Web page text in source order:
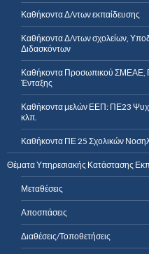
Καθήκοντα Δ/ντων εκπαίδευσης
Καθήκοντα Δ/ντων σχολείων,
Διδασκόντων
Καθήκοντα Προσωπικού ΣΜΕΑΕ,
Ένταξης
Καθήκοντα μελών ΕΕΠ: ΠΕ23
κλπ.
Καθήκοντα ΠΕ 25 Σχολικών
Θέματα Υπηρεσιακής Κατάστασης
Μεταθέσεις
Αποσπάσεις
Διαθέσεις/Τοποθετήσεις